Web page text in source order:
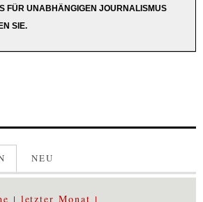
FÜR UNABHÄNGIGEN JOURNALISMUS
SIE.
NEU
letzter Monat